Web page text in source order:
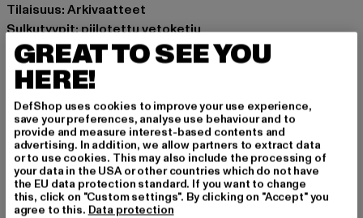
Tilaisuus: Arkivaatteet
Sulkutyypit: piilotettu vetoketju
Yksityiskohdat: Kolikkotasku, Takatasku, Viiltotasku
Leikkaa: Baggy
Tuotemerkki: Project Blue
Kategoria: Apparel
Color: blau
Valmistaja väri: everyday blue
Materiaalin koostumus: 90% Puuvilla, 10% Polyesteri
Art.Nr: BLU04-DC70-23877
GREAT TO SEE YOU
HERE!
DefShop uses cookies to improve your use experience,
save your preferences, analyse use behaviour and to
provide and measure interest-based contents and
advertising. In addition, we allow partners to extract data
or to use cookies. This may also include the processing of
your data in the USA or other countries which do not have
the EU data protection standard. If you want to change
this, click on "Custom settings". By clicking on "Accept" you
agree to this. Data protection